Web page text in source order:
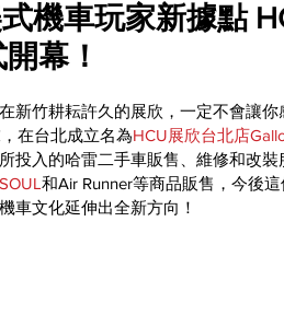
機車玩家新據點
幕！
新竹耕耘許久的展欣，一定不會讓
在台北成立名為HCU展欣台北店
投入的哈雷二手車販售、維修和改裝
和Air Runner等商品販售，今後
車文化延伸出全新方向！